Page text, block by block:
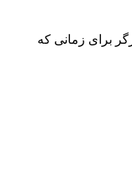
برای زمانی که